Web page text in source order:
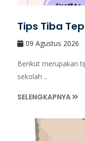
Tips Tiba
09 Agustus 2026
Berikut merupakan
sekolah ..
SELENGKAPNYA